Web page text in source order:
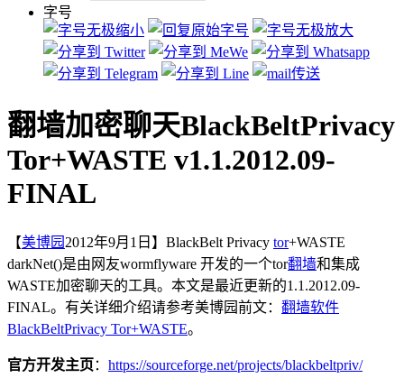
字号
翻墙加密聊天BlackBeltPrivacy
Tor+WASTE v1.1.2012.09-
FINAL
【美博园 2012年9月1日】BlackBelt Privacy tor+WASTE
darkNet()是由网友wormflyware 开发的一个tor翻墙和集成
WASTE加密聊天的工具。本文是最近更新的1.1.2012.09-
FINAL。有关详细介绍请参考美博园前文： 翻墙软件
BlackBeltPrivacy Tor+WASTE。
官方开发主页 ： https://sourceforge.net/projects/blackbeltpriv/